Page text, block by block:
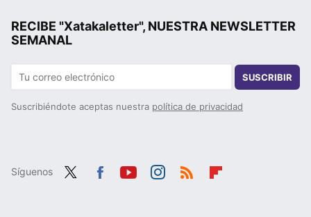
RECIBE "Xatakaletter", NUESTRA NEWSLETTER
SEMANAL
SUSCRIBIR
Suscribiéndote aceptas nuestra política de privacidad
Síguenos